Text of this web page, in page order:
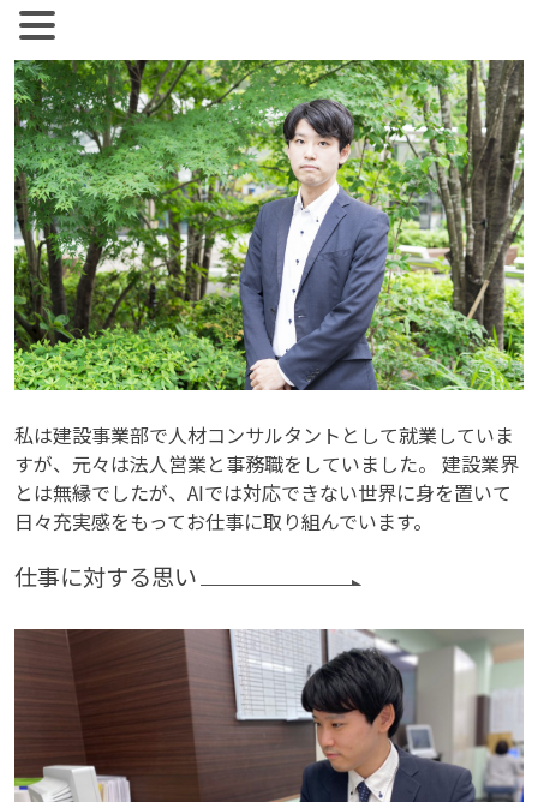
Skip
to
content
【公式】ジョブズコンストラクション
弊社では雇用促進を目標に人材紹介、人材派遣を行っておりま
す。 人材業界全体として、コンサルタントとして働く社員の
離職率が非常に高い実情があります。
私は建設事業部で人材コンサルタントとして就業していま
すが、元々は法人営業と事務職をしていました。 建設業界
とは無縁でしたが、AIでは対応できない世界に身を置いて
日々充実感をもってお仕事に取り組んでいます。
仕事に対する思い